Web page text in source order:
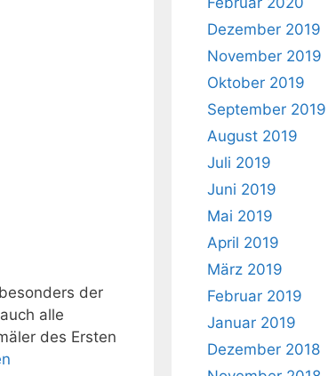
der
alle
des Ersten
Dezember 2019
November 2019
Oktober 2019
September 2019
August 2019
Juli 2019
Juni 2019
Mai 2019
April 2019
März 2019
Februar 2019
Januar 2019
Dezember 2018